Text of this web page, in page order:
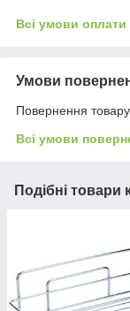
Всі умови оплати
Умови
Повернення
Всі умови
Подібні товари